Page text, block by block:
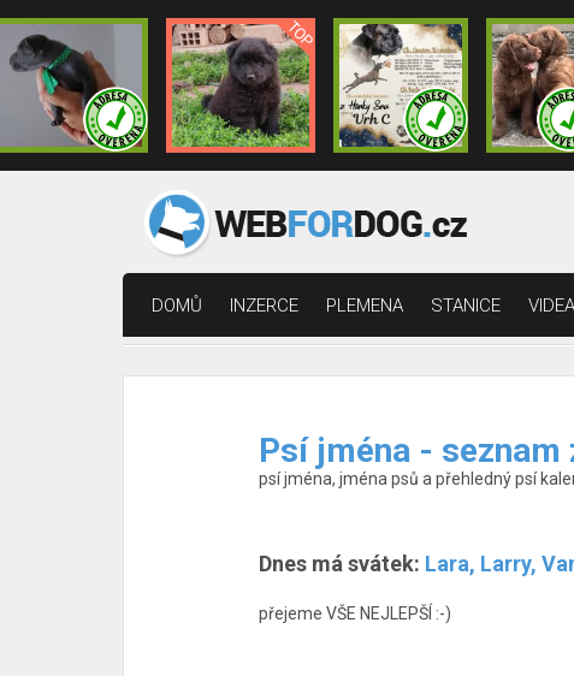
DOMŮ INZERCE PLEMENA STANICE VIDEA
Psí jména -
psí jména, jména psů a přehledný psí
Dnes má svátek: Lara, Larry,
přejeme VŠE NEJLEPŠÍ :-)